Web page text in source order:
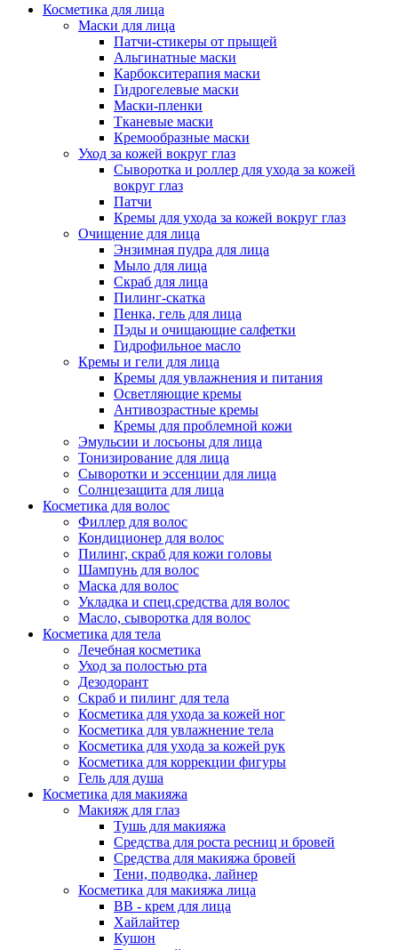
Косметика для лица
Маски для лица
Патчи-стикеры от прыщей
Альгинатные маски
Карбокситерапия маски
Гидрогелевые маски
Маски-пленки
Тканевые маски
Кремообразные маски
Уход за кожей вокруг глаз
Сыворотка и роллер для ухода за кожей
вокруг глаз
Патчи
Кремы для ухода за кожей вокруг глаз
Очищение для лица
Энзимная пудра для лица
Мыло для лица
Скраб для лица
Пилинг-скатка
Пенка, гель для лица
Пэды и очищающие салфетки
Гидрофильное масло
Кремы и гели для лица
Кремы для увлажнения и питания
Осветляющие кремы
Антивозрастные кремы
Кремы для проблемной кожи
Эмульсии и лосьоны для лица
Тонизирование для лица
Сыворотки и эссенции для лица
Солнцезащита для лица
Косметика для волос
Филлер для волос
Кондиционер для волос
Пилинг, скраб для кожи головы
Шампунь для волос
Маска для волос
Укладка и спец.средства для волос
Масло, сыворотка для волос
Косметика для тела
Лечебная косметика
Уход за полостью рта
Дезодорант
Скраб и пилинг для тела
Косметика для ухода за кожей ног
Косметика для увлажнение тела
Косметика для ухода за кожей рук
Косметика для коррекции фигуры
Гель для душа
Косметика для макияжа
Макияж для глаз
Тушь для макияжа
Средства для роста ресниц и бровей
Средства для макияжа бровей
Тени, подводка, лайнер
Косметика для макияжа лица
ВВ - крем для лица
Хайлайтер
Кушон